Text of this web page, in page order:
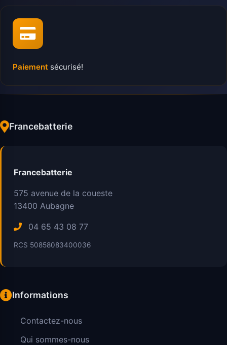
Paiement sécurisé!
Francebatterie
Francebatterie
575 avenue de la coueste
13400 Aubagne
04 65 43 08 77
RCS 50858083400036
Informations
Contactez-nous
Qui sommes-nous